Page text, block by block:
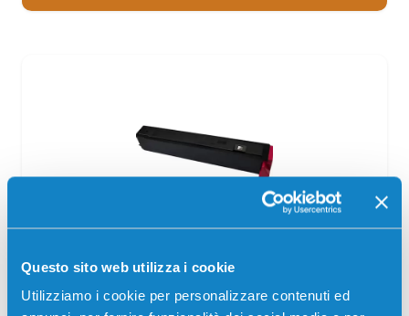
Questo sito web utilizza i cookie
Utilizziamo i cookie per personalizzare contenuti ed
370PC4KL MAGENTA
Compatibile Magenta